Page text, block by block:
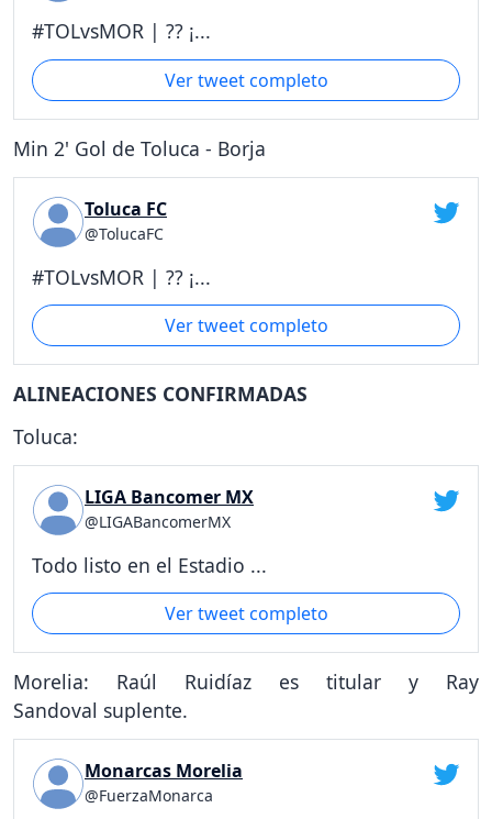
#TOLvsMOR | ?? ¡...
Ver tweet completo
Min 2' Gol de Toluca - Borja
Toluca FC
@TolucaFC
#TOLvsMOR | ?? ¡...
Ver tweet completo
ALINEACIONES CONFIRMADAS
Toluca:
LIGA Bancomer MX
@LIGABancomerMX
Todo listo en el Estadio ...
Ver tweet completo
Morelia: Raúl Ruidíaz es titular y Ray
Sandoval suplente.
Monarcas Morelia
@FuerzaMonarca